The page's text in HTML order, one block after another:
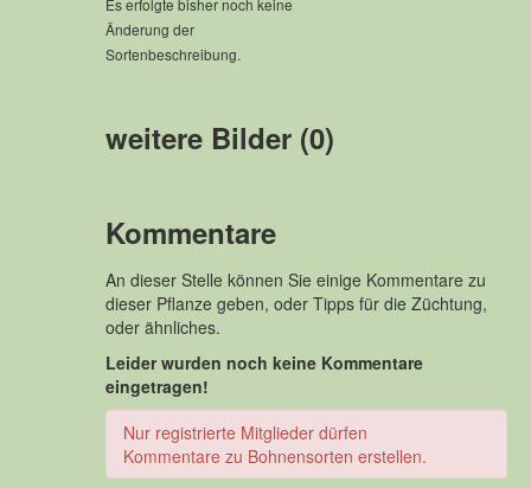
Es erfolgte bisher noch keine
Änderung der
Sortenbeschreibung.
weitere Bilder (0)
Kommentare
An dieser Stelle können Sie einige Kommentare zu
dieser Pflanze geben, oder Tipps für die Züchtung,
oder ähnliches.
Leider wurden noch keine Kommentare
eingetragen!
Nur registrierte Mitglieder dürfen
Kommentare zu Bohnensorten erstellen.